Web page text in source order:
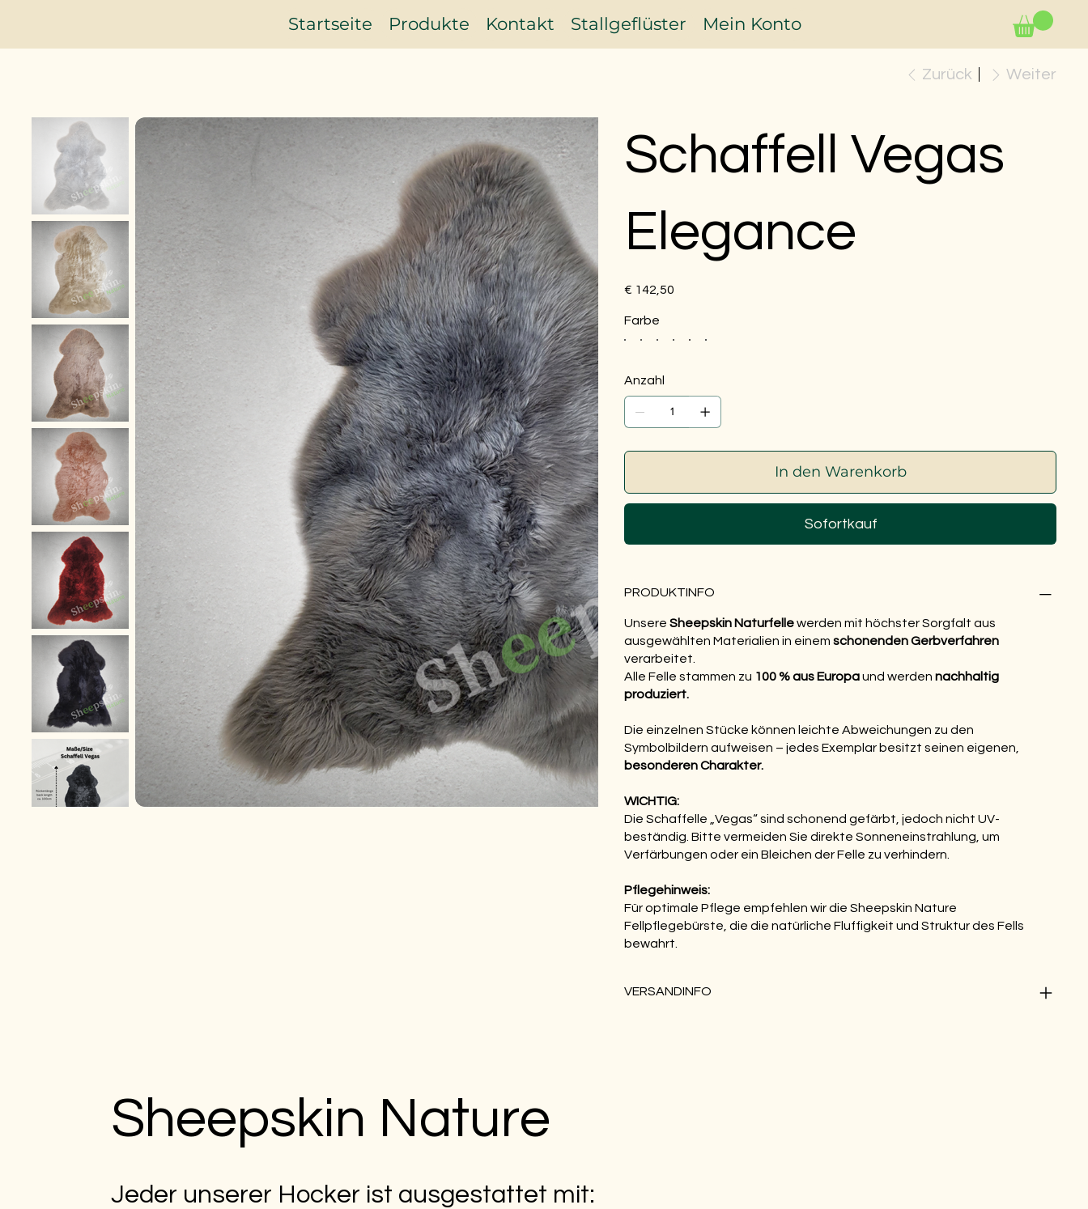
Startseite Produkte Kontakt Stallgeflüster Mein Konto
Zurück Weiter
Schaffell Vegas
Elegance
Preis
€ 142,50
Farbe
Anzahl
In den Warenkorb
Sofortkauf
PRODUKTINFO
Unsere Sheepskin Naturfellewerden mit höchster Sorgfalt aus
ausgewählten Materialien in einem schonenden Gerbverfahren
verarbeitet.
Alle Felle stammen zu 100 % aus Europaund werden nachhaltig
produziert.
Die einzelnen Stücke können leichte Abweichungen zu den
Symbolbildern aufweisen – jedes Exemplar besitzt seinen eigenen,
besonderen Charakter.
WICHTIG:
Die Schaffelle „Vegas“ sind schonend gefärbt, jedoch nicht UV-
beständig. Bitte vermeiden Sie direkte Sonneneinstrahlung, um
Verfärbungen oder ein Bleichen der Felle zu verhindern.
Pflegehinweis:
Für optimale Pflege empfehlen wir die Sheepskin Nature
Fellpflegebürste, die die natürliche Fluffigkeit und Struktur des Fells
bewahrt.
VERSANDINFO
Sheepskin Nature
Jeder unserer Hocker ist ausgestattet mit: